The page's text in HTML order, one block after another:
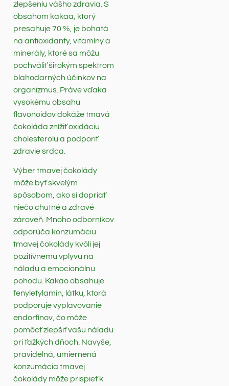
zlepšeniu vášho zdravia. S
obsahom kakaa, ktorý
presahuje 70 %, je bohatá
na antioxidanty, vitamíny a
minerály, ktoré sa môžu
pochváliť širokým spektrom
blahodarných účinkov na
organizmus. Práve vďaka
vysokému obsahu
flavonoidov dokáže tmavá
čokoláda znížiť oxidáciu
cholesterolu a podporiť
zdravie srdca.
Výber tmavej čokolády
môže byť skvelým
spôsobom, ako si dopriať
niečo chutné a zdravé
zároveň. Mnoho odborníkov
odporúča konzumáciu
tmavej čokolády kvôli jej
pozitívnemu vplyvu na
náladu a emocionálnu
pohodu. Kakao obsahuje
fenyletylamín, látku, ktorá
podporuje vyplavovanie
endorfínov, čo môže
pomôcť zlepšiť vašu náladu
pri ťažkých dňoch. Navyše,
pravidelná, umiernená
konzumácia tmavej
čokolády môže prispieť k